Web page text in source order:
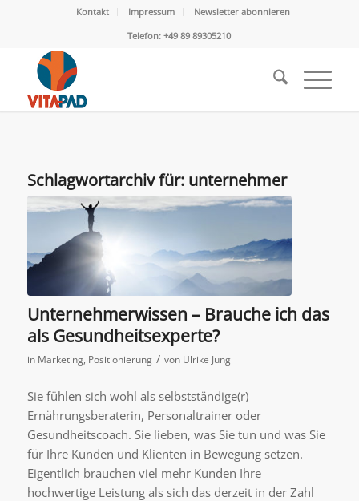
Kontakt Impressum
Newsletter abonnieren
Telefon: +49 89 89305210
Schlagwortarchiv für: unternehmer
Unternehmerwissen – Brauche ich das
als Gesundheitsexperte?
in Marketing, Positionierung / von Ulrike Jung
Sie fühlen sich wohl als selbstständige(r)
Ernährungsberaterin, Personaltrainer oder
Gesundheitscoach. Sie lieben, was Sie tun und was Sie
für Ihre Kunden und Klienten in Bewegung setzen.
Eigentlich brauchen viel mehr Kunden Ihre
hochwertige Leistung als sich das derzeit in der Zahl